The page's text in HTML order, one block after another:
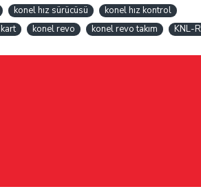
konel hız sürücüsü
konel hız kontrol
konel revo konel revo takım KNL-